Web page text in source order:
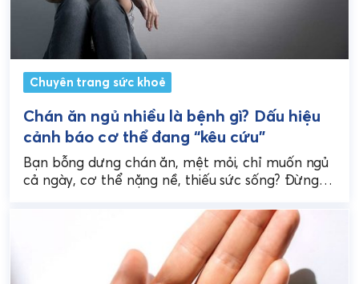
Chuyên trang sức khoẻ
Chán ăn ngủ nhiều là bệnh gì? Dấu hiệu
cảnh báo cơ thể đang “kêu cứu”
Bạn bỗng dưng chán ăn, mệt mỏi, chỉ muốn ngủ
cả ngày, cơ thể nặng nề, thiếu sức sống? Đừng